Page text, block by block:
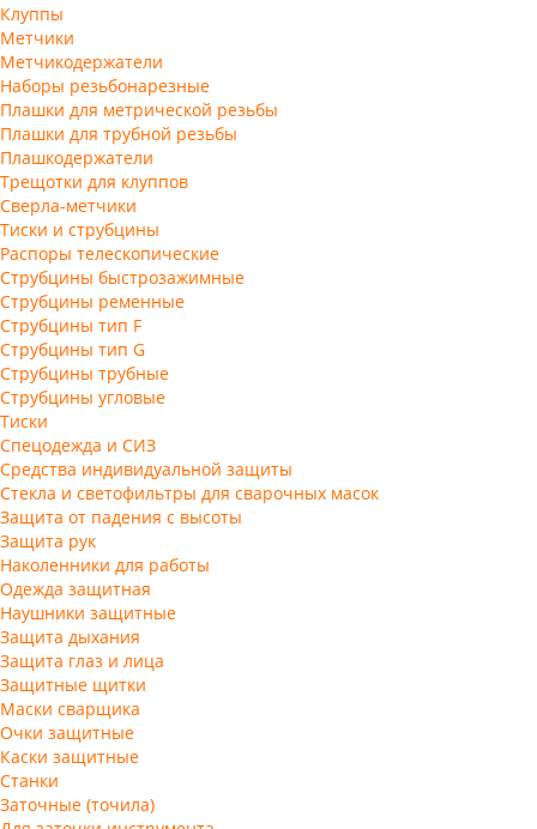
Клуппы
Метчики
Метчикодержатели
Наборы резьбонарезные
Плашки для метрической резьбы
Плашки для трубной резьбы
Плашкодержатели
Трещотки для клуппов
Сверла-метчики
Тиски и струбцины
Распоры телескопические
Струбцины быстрозажимные
Струбцины ременные
Струбцины тип F
Струбцины тип G
Струбцины трубные
Струбцины угловые
Тиски
Спецодежда и СИЗ
Средства индивидуальной защиты
Стекла и светофильтры для сварочных масок
Защита от падения с высоты
Защита рук
Наколенники для работы
Одежда защитная
Наушники защитные
Защита дыхания
Защита глаз и лица
Защитные щитки
Маски сварщика
Очки защитные
Каски защитные
Станки
Заточные (точила)